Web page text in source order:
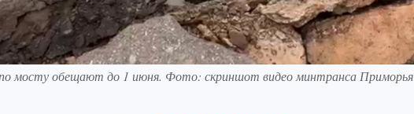
мосту обещают до 1 июня. Фото: скриншот видео минтранса Приморья